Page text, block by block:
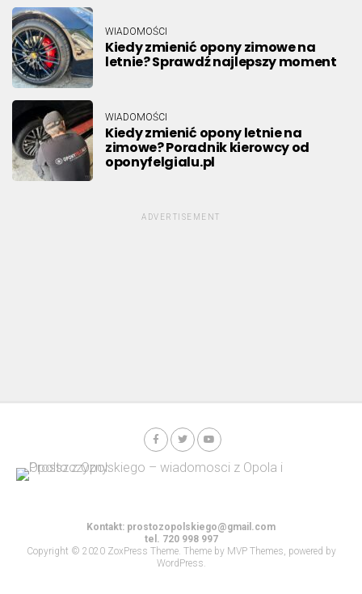
WIADOMOŚCI
Kiedy zmienić opony zimowe na
letnie? Sprawdź najlepszy moment
WIADOMOŚCI
Kiedy zmienić opony letnie na
zimowe? Poradnik kierowcy od
oponyfelgialu.pl
ADVERTISEMENT
Kontakt: prostozopolskiego@gmail.com
tel. 720 998 997
Copyright © 2020 ZoxPress Theme. Theme by MVP Themes, powered by
WordPress.